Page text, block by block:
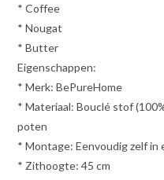
* Coffee
* Nougat
* Butter
Eigenschappen:
* Merk: BePureHome
* Materiaal: Bouclé stof
poten
* Montage: Eenvoudig zelf in
* Zithoogte: 45 cm